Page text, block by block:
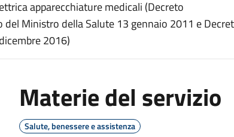
apparecchiature medicali (Decreto
Ministro della Salute 13 gennaio 2011 e
2016)
Materie del servizio
Salute, benessere e assistenza